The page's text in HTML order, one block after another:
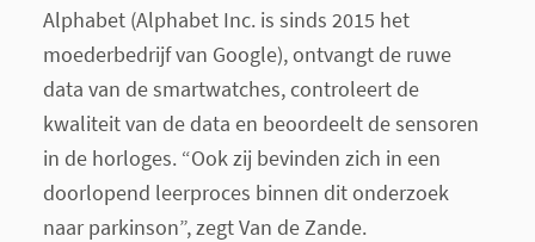
Alphabet (Alphabet Inc. is sinds 2015 het
moederbedrijf van Google), ontvangt de ruwe
data van de smartwatches, controleert de
kwaliteit van de data en beoordeelt de sensoren
in de horloges. “Ook zij bevinden zich in een
doorlopend leerproces binnen dit onderzoek
naar parkinson”, zegt Van de Zande.